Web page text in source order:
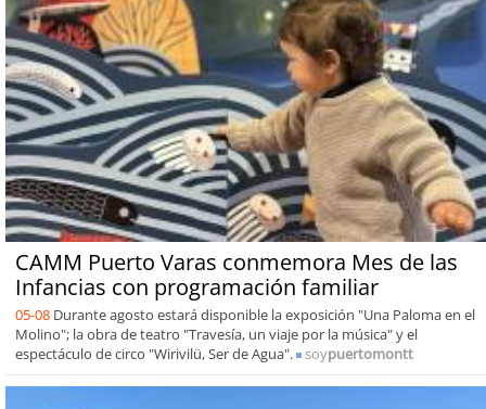
CAMM Puerto Varas conmemora Mes de las
Infancias con programación familiar
05-08 Durante agosto estará disponible la exposición "Una Paloma en el
Molino"; la obra de teatro "Travesía, un viaje por la música" y el
espectáculo de circo "Wirivilü, Ser de Agua".
soypuertomontt